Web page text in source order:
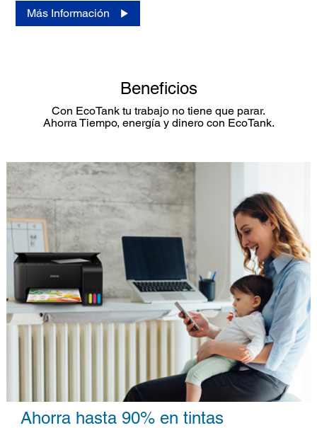
Más Información
Beneficios
Con EcoTank tu trabajo no tiene que parar.
Ahorra Tiempo, energía y dinero con EcoTank.
Ahorra hasta 90% en tintas